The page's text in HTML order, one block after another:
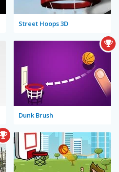
Street Hoops 3D
Dunk Brush